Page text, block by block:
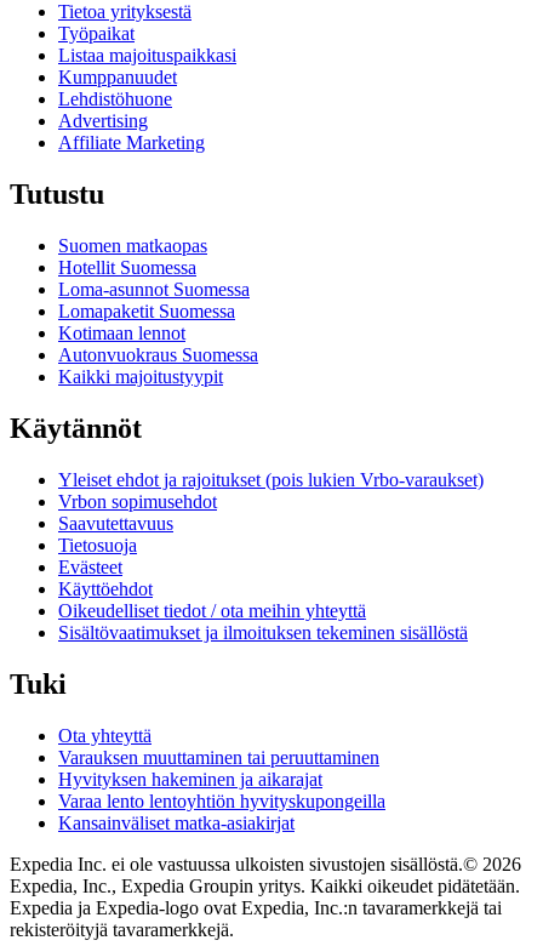
Tietoa yrityksestä
Työpaikat
Listaa majoituspaikkasi
Kumppanuudet
Lehdistöhuone
Advertising
Affiliate Marketing
Tutustu
Suomen matkaopas
Hotellit Suomessa
Loma-asunnot Suomessa
Lomapaketit Suomessa
Kotimaan lennot
Autonvuokraus Suomessa
Kaikki majoitustyypit
Käytännöt
Yleiset ehdot ja rajoitukset (pois lukien Vrbo-varaukset)
Vrbon sopimusehdot
Saavutettavuus
Tietosuoja
Evästeet
Käyttöehdot
Oikeudelliset tiedot / ota meihin yhteyttä
Sisältövaatimukset ja ilmoituksen tekeminen sisällöstä
Tuki
Ota yhteyttä
Varauksen muuttaminen tai peruuttaminen
Hyvityksen hakeminen ja aikarajat
Varaa lento lentoyhtiön hyvityskupongeilla
Kansainväliset matka-asiakirjat
Expedia Inc. ei ole vastuussa ulkoisten sivustojen sisällöstä.© 2026
Expedia, Inc., Expedia Groupin yritys. Kaikki oikeudet pidätetään.
Expedia ja Expedia-logo ovat Expedia, Inc.:n tavaramerkkejä tai
rekisteröityjä tavaramerkkejä.